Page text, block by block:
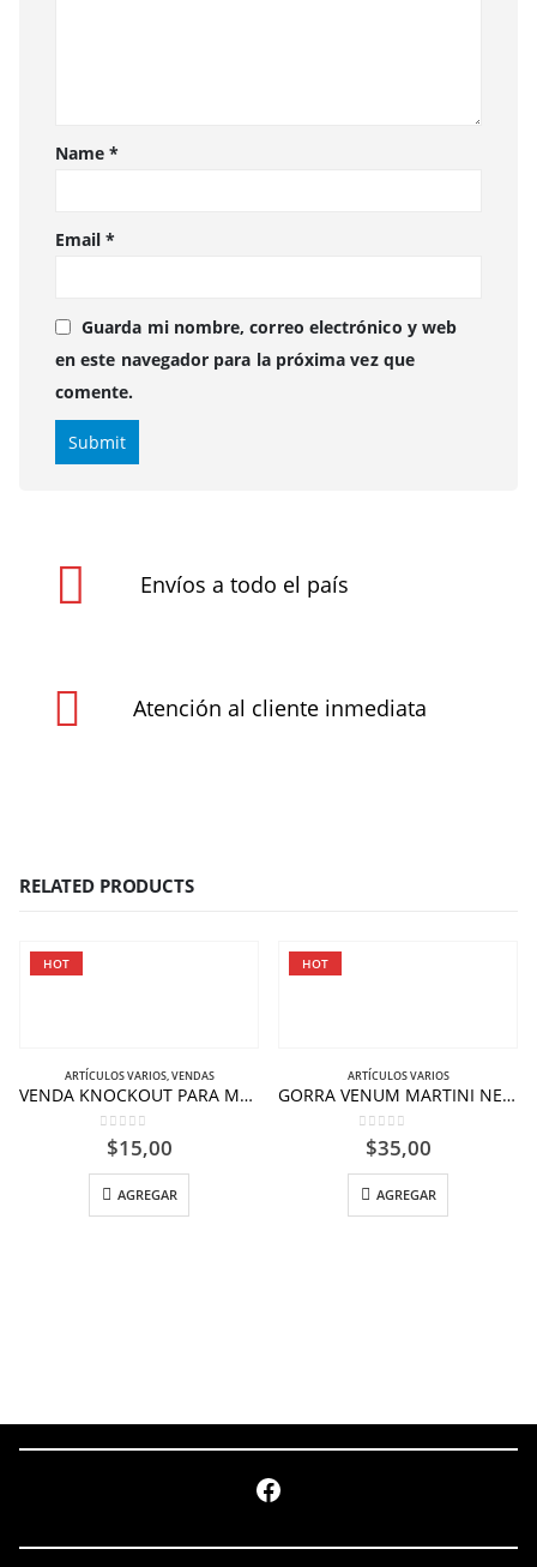
Name*
Email*
Guarda mi nombre, correo electrónico y web
en este navegador para la próxima vez que
comente.
Envíos a todo el país
Atención al cliente inmediata
RELATED PRODUCTS
HOT
ARTÍCULOS VARIOS,VENDAS
VENDA KNOCKOUT PARA MUÑECA COLOR NEGRO-ROJO
0out of 5
$15,00
AGREGAR
HOT
ARTÍCULOS VARIOS
GORRA VENUM MARTINI NEGRO AMARILLO
0out of 5
$35,00
AGREGAR
Facebook